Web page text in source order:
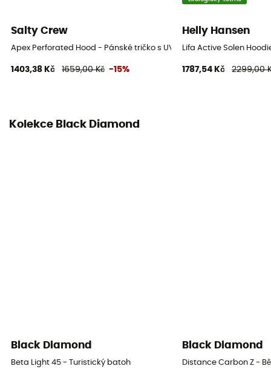
Salty Crew
Apex Perforated Hood - Pánské tričko s UV ochranou
1403,38 Kč 1659,00 Kč -15%
Helly Hansen
Lifa Active Solen
1787,54 Kč 2299,00
Kolekce Black Diamond
Black Diamond
Beta Light 45 - Turistický batoh
Black Diamond
Distance Carbon Z -